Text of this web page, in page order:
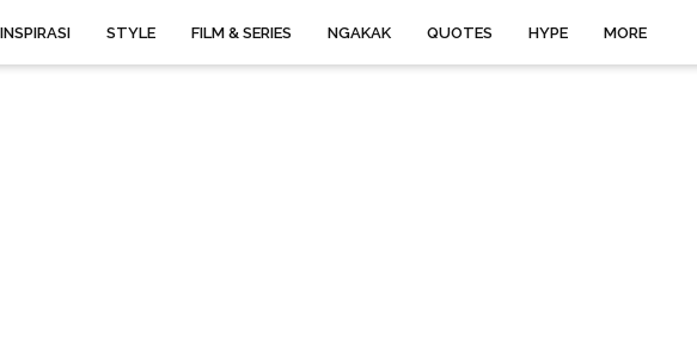
INSPIRASI STYLE FILM & SERIES NGAKAK QUOTES HYPE MORE